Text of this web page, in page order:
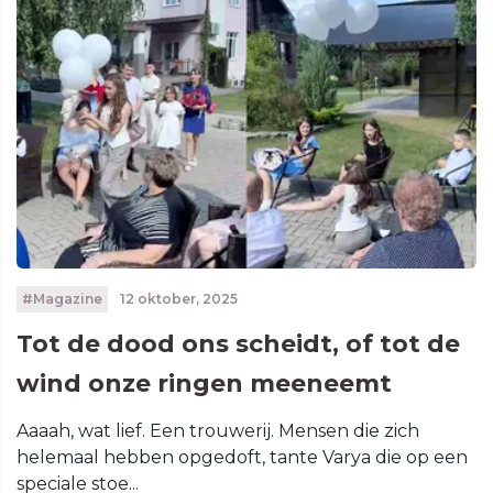
#Magazine 12 oktober, 2025
Tot de dood ons scheidt, of tot de
wind onze ringen meeneemt
Aaaah, wat lief. Een trouwerij. Mensen die zich
helemaal hebben opgedoft, tante Varya die op een
speciale stoe...